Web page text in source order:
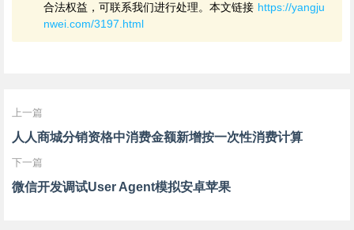
合法权益，可联系我们进行处理。本文链接 https://yangju
nwei.com/3197.html
上一篇
人人商城分销资格中消费金额新增按一次性消费计算
下一篇
微信开发调试User Agent模拟安卓苹果